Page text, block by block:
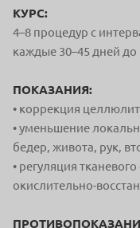
КУРС:
4–8 процедур с
каждые 30–45 дней
ПОКАЗАНИЯ:
• коррекция
• уменьшение
бедер, живота, рук,
• регуляция
окислительно-